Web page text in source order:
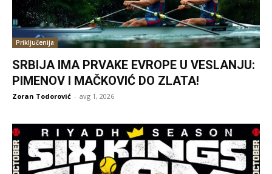
Priključenija
SRBIJA IMA PRVAKE EVROPE U VESLANJU:
PIMENOV I MAČKOVIĆ DO ZLATA!
Zoran Todorović - avg 1, 2026